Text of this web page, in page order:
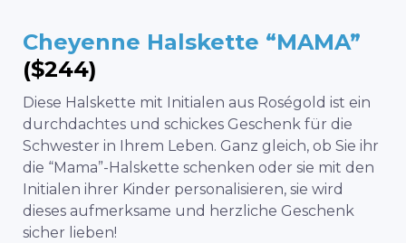
Cheyenne Halskette “MAMA”
($244)
Diese Halskette mit Initialen aus Roségold ist ein
durchdachtes und schickes Geschenk für die
Schwester in Ihrem Leben. Ganz gleich, ob Sie ihr
die “Mama”-Halskette schenken oder sie mit den
Initialen ihrer Kinder personalisieren, sie wird
dieses aufmerksame und herzliche Geschenk
sicher lieben!